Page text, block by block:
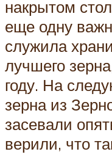
накрытом
еще одну
служила
лучшего
году. На
зерна из
засевали
верили, что